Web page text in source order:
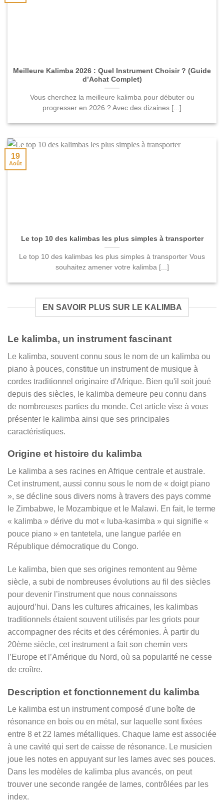
Meilleure Kalimba 2026 : Quel Instrument Choisir ? (Guide
d’Achat Complet)
Vous cherchez la meilleure kalimba pour débuter ou
progresser en 2026 ? Avec des dizaines [...]
Le top 10 des kalimbas les plus simples à transporter
Le top 10 des kalimbas les plus simples à transporter Vous
souhaitez amener votre kalimba [...]
19
Août
EN SAVOIR PLUS SUR LE KALIMBA
Le kalimba, un instrument fascinant
Le kalimba, souvent connu sous le nom de un kalimba ou
piano à pouces, constitue un instrument de musique à
cordes traditionnel originaire d'Afrique. Bien qu'il soit joué
depuis des siècles, le kalimba demeure peu connu dans
de nombreuses parties du monde. Cet article vise à vous
présenter le kalimba ainsi que ses principales
caractéristiques.
Origine et histoire du kalimba
Le kalimba a ses racines en Afrique centrale et australe.
Cet instrument, aussi connu sous le nom de « doigt piano
», se décline sous divers noms à travers des pays comme
le Zimbabwe, le Mozambique et le Malawi. En fait, le terme
« kalimba » dérive du mot « luba-kasimba » qui signifie «
pouce piano » en tantetela, une langue parlée en
République démocratique du Congo.
Le kalimba, bien que ses origines remontent au 9ème
siècle, a subi de nombreuses évolutions au fil des siècles
pour devenir l’instrument que nous connaissons
aujourd’hui. Dans les cultures africaines, les kalimbas
traditionnels étaient souvent utilisés par les griots pour
accompagner des récits et des cérémonies. À partir du
20ème siècle, cet instrument a fait son chemin vers
l’Europe et l’Amérique du Nord, où sa popularité ne cesse
de croître.
Description et fonctionnement du kalimba
Le kalimba est un instrument composé d'une boîte de
résonance en bois ou en métal, sur laquelle sont fixées
entre 8 et 22 lames métalliques. Chaque lame est associée
à une cavité qui sert de caisse de résonance. Le musicien
joue les notes en appuyant sur les lames avec ses pouces.
Dans les modèles de kalimba plus avancés, on peut
trouver une seconde rangée de lames, contrôlées par les
index.